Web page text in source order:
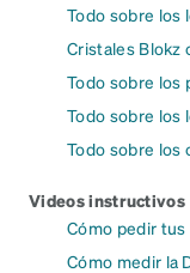
Todo sobre los
Cristales Blokz
Todo sobre los
Todo sobre los
Todo sobre los
Videos instructivos
Cómo pedir
Cómo medir la